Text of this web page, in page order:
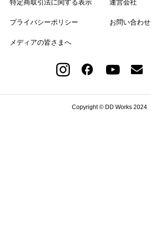
特定商取引法に関する表示 運営会社
プライバシーポリシー お問い合わせ
メディアの皆さまへ
Copyright © DD Works 2024